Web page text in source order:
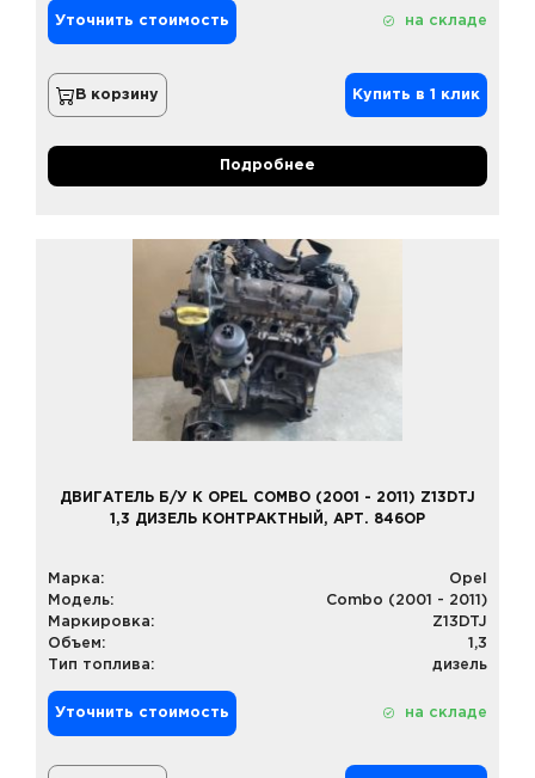
Уточнить стоимость на складе
В корзину Купить в 1 клик
Подробнее
ДВИГАТЕЛЬ Б/У К OPEL COMBO (2001 - 2011) Z13DTJ
1,3 ДИЗЕЛЬ КОНТРАКТНЫЙ, АРТ. 846OP
Марка:
Opel
Модель:
Combo (2001 - 2011)
Маркировка:
Z13DTJ
Объем:
1,3
Тип топлива:
дизель
Уточнить стоимость на складе